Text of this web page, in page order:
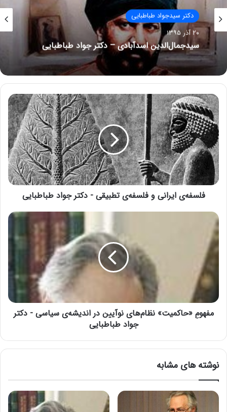
دکتر سید‌جواد طباطبایی
۲۰ آذر ۱۳۹۵
سیدجمال‌الدین اسدآبادی – دکتر جواد طباطبایی
فلسفه‌ی ایرانی و فلسفه‌ی تطبیقی - دکتر جواد طباطبایی
مفهومِ «حاکمیت» نظام‌های نوآیین در اندیشه‌ی سیاسی - دکتر
جواد طباطبایی
نوشته های مشابه